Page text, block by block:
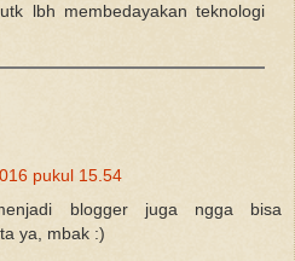
lbh membedayakan teknologi
pukul 15.54
blogger juga ngga bisa
ya, mbak :)